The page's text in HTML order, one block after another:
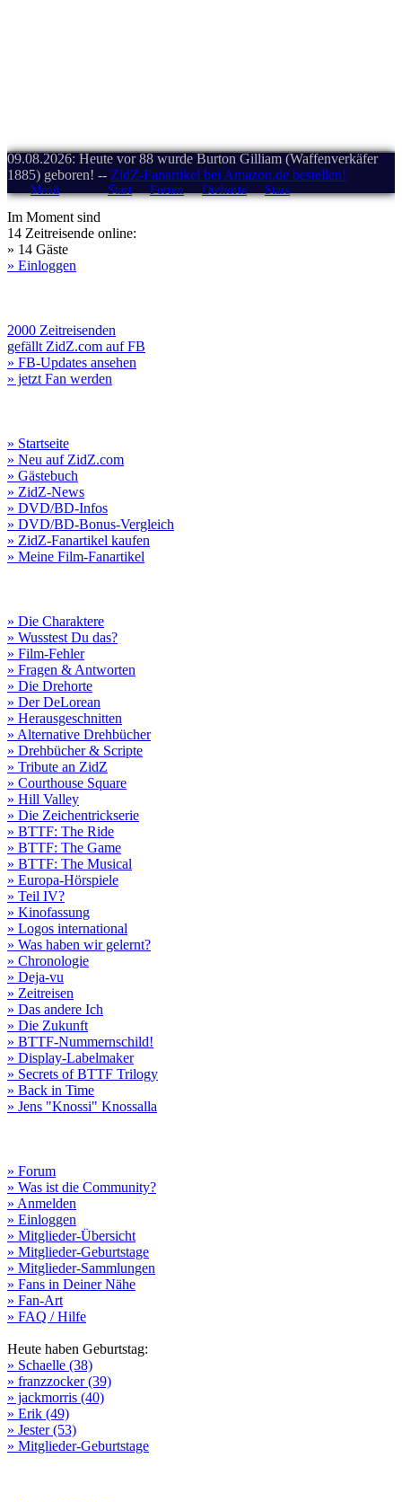
09.08.2026: Heute vor 88 wurde Burton Gilliam (Waffenverkäfer
1885) geboren! -- ZidZ-Fanartikel bei Amazon.de bestellen!
Menü Start Forum Drehorte Stars
Im Moment sind
14 Zeitreisende online:
» 14 Gäste
» Einloggen
2000 Zeitreisenden
gefällt ZidZ.com auf FB
» FB-Updates ansehen
» jetzt Fan werden
» Startseite
» Neu auf ZidZ.com
» Gästebuch
» ZidZ-News
» DVD/BD-Infos
» DVD/BD-Bonus-Vergleich
» ZidZ-Fanartikel kaufen
» Meine Film-Fanartikel
» Die Charaktere
» Wusstest Du das?
» Film-Fehler
» Fragen & Antworten
» Die Drehorte
» Der DeLorean
» Herausgeschnitten
» Alternative Drehbücher
» Drehbücher & Scripte
» Tribute an ZidZ
» Courthouse Square
» Hill Valley
» Die Zeichentrickserie
» BTTF: The Ride
» BTTF: The Game
» BTTF: The Musical
» Europa-Hörspiele
» Teil IV?
» Kinofassung
» Logos international
» Was haben wir gelernt?
» Chronologie
» Deja-vu
» Zeitreisen
» Das andere Ich
» Die Zukunft
» BTTF-Nummernschild!
» Display-Labelmaker
» Secrets of BTTF Trilogy
» Back in Time
» Jens "Knossi" Knossalla
» Forum
» Was ist die Community?
» Anmelden
» Einloggen
» Mitglieder-Übersicht
» Mitglieder-Geburtstage
» Mitglieder-Sammlungen
» Fans in Deiner Nähe
» Fan-Art
» FAQ / Hilfe
Heute haben Geburtstag:
» Schaelle (38)
» franzzocker (39)
» jackmorris (40)
» Erik (49)
» Jester (53)
» Mitglieder-Geburtstage